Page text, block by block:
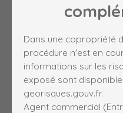
Dans une copropriété
procédure n'est en
informations sur les
exposé sont
georisques.gouv.fr.
Agent commercial